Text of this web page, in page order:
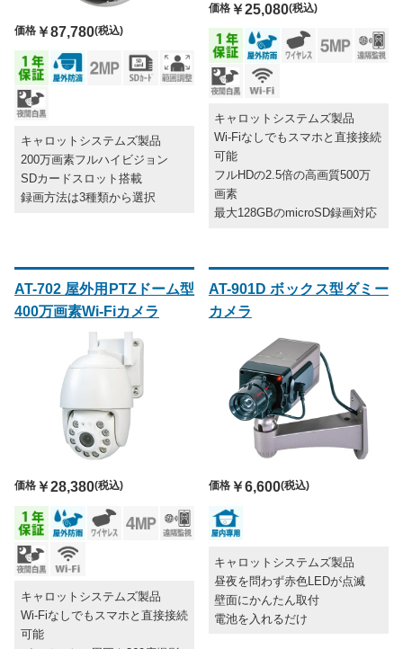
価格 ￥87,780(税込)
キャロットシステムズ製品
200万画素フルハイビジョン
SDカードスロット搭載
録画方法は3種類から選択
価格￥25,080(税込)
キャロットシステムズ製品
Wi-Fiなしでもスマホと直接接続
可能
フルHDの2.5倍の高画質500万
画素
最大128GBのmicroSD録画対応
AT-702 屋外用PTZドーム型
400万画素Wi-Fiカメラ
価格 ￥28,380(税込)
キャロットシステムズ製品
Wi-Fiなしでもスマホと直接接続
可能
AT-901D ボックス型ダミー
カメラ
価格￥6,600(税込)
キャロットシステムズ製品
昼夜を問わず赤色LEDが点滅
壁面にかんたん取付
電池を入れるだけ